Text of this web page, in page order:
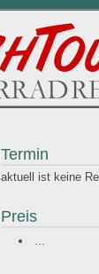
Termin
aktuell ist keine
Preis